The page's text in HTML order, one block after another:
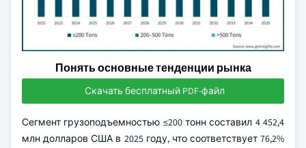
Понять основные тенденции рынка
Скачать бесплатный PDF-файл
Сегмент грузоподъемностью ≤200 тонн составил 4 452,4
млн долларов США в 2025 году, что соответствует 76,2%